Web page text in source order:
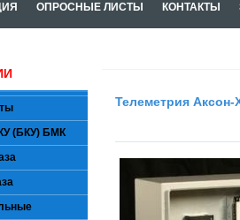
ОПРОСНЫЕ ЛИСТЫ КОНТАКТЫ
Телеметрия Аксон-
(БКУ) БМК